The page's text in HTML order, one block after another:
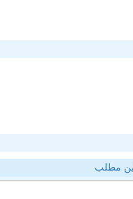
مطلب